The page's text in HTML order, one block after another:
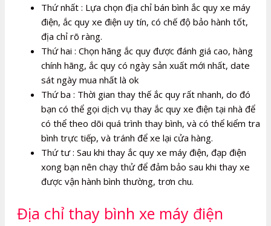
Thứ nhất : Lựa chọn địa chỉ bán bình ắc quy xe máy
điện, ắc quy xe điện uy tín, có chế độ bảo hành tốt,
địa chỉ rõ ràng.
Thứ hai : Chọn hãng ắc quy được đánh giá cao, hàng
chính hãng, ắc quy có ngày sản xuất mới nhất, date
sát ngày mua nhất là ok
Thứ ba : Thời gian thay thế ắc quy rất nhanh, do đó
bạn có thể gọi dịch vụ thay ắc quy xe điện tại nhà để
có thể theo dõi quá trình thay bình, và có thể kiểm tra
bình trực tiếp, và tránh để xe lại cửa hàng.
Thứ tư : Sau khi thay ắc quy xe máy điện, đạp điện
xong bạn nên chạy thử để đảm bảo sau khi thay xe
được vận hành bình thường, trơn chu.
Địa chỉ thay bình xe máy điện